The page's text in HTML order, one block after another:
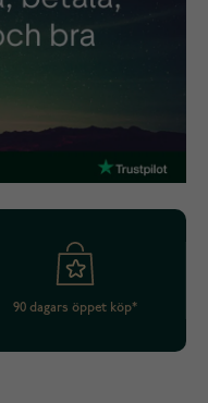
90 dagars öppet köp*